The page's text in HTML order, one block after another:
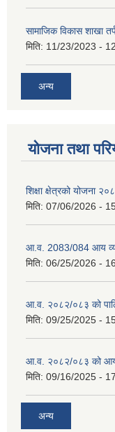
सामाजिक विकास शाखा
मिति: 11/23/2023 -
अन्य
योजना तथा
शिक्षा क्षेत्रको योजना
मिति: 07/06/2026 -
आ.व. 2083/084 आय
मिति: 06/25/2026 -
आ.व. २०८२/०८३ को
मिति: 09/25/2025 -
आ.व. २०८२/०८३ को आय
मिति: 09/16/2025 -
अन्य